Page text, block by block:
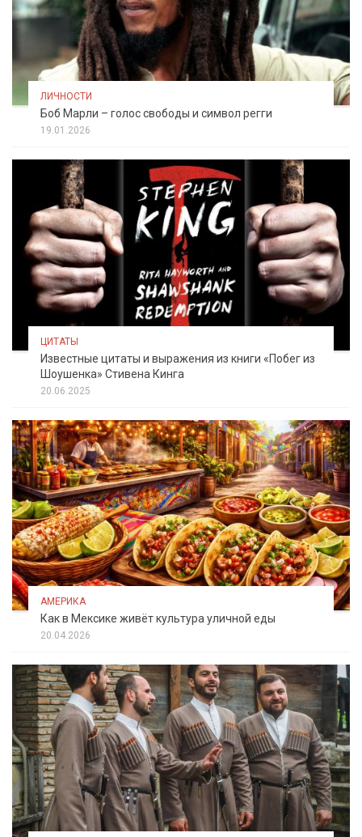
ЛИЧНОСТИ
Боб Марли – голос свободы и символ регги
19.01.2026
ЦИТАТЫ
Известные цитаты и выражения из книги «Побег из
Шоушенка» Стивена Кинга
20.06.2025
АМЕРИКА
Как в Мексике живёт культура уличной еды
20.04.2026